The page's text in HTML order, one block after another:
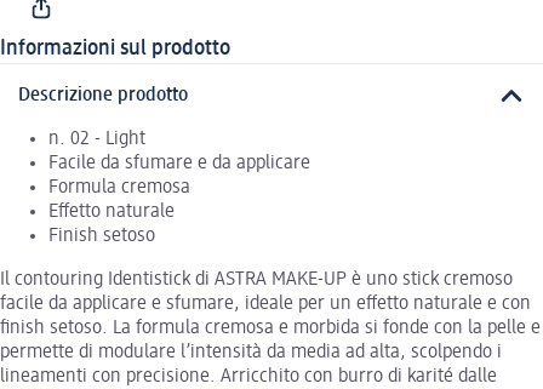
Informazioni sul prodotto
Descrizione prodotto
n. 02 - Light
Facile da sfumare e da applicare
Formula cremosa
Effetto naturale
Finish setoso
Il contouring Identistick di ASTRA MAKE-UP è uno stick cremoso
facile da applicare e sfumare, ideale per un effetto naturale e con
finish setoso. La formula cremosa e morbida si fonde con la pelle e
permette di modulare l’intensità da media ad alta, scolpendo i
lineamenti con precisione. Arricchito con burro di karité dalle